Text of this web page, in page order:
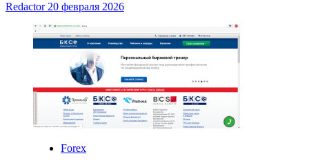
Redactor20 февраля 2026
Forex